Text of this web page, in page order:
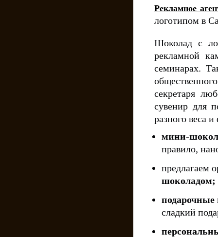
Рекламное
логотипом в
Шоколад с
рекламной
семинарах.
секретаря
сувенир для
разного веса
мини-
правило,
предлагаем
шоколадом;
сладкий